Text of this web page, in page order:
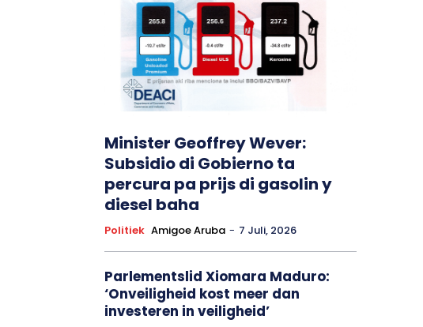
Minister Geoffrey Wever:
Subsidio di Gobierno ta
percura pa prijs di gasolin y
diesel baha
Politiek Amigoe Aruba - 7 Juli, 2026
Parlementslid Xiomara Maduro:
‘Onveiligheid kost meer dan
investeren in veiligheid’